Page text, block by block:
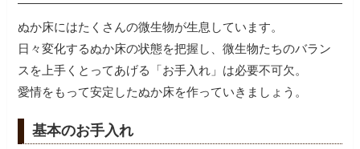
ぬか床にはたくさんの微生物が生息しています。
日々変化するぬか床の状態を把握し、微生物たちのバラン
スを上手くとってあげる「お手入れ」は必要不可欠。
愛情をもって安定したぬか床を作っていきましょう。
基本のお手入れ